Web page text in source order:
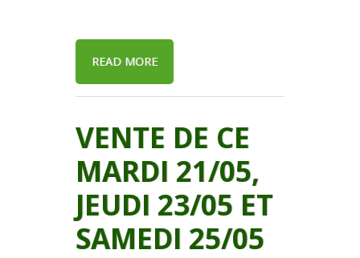
READ MORE
VENTE DE CE
MARDI 21/05,
JEUDI 23/05 ET
SAMEDI 25/05